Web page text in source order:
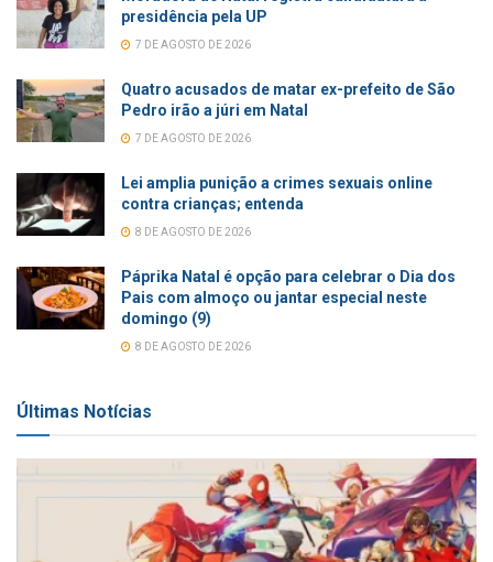
presidência pela UP
7 DE AGOSTO DE 2026
Quatro acusados de matar ex-prefeito de São
Pedro irão a júri em Natal
7 DE AGOSTO DE 2026
Lei amplia punição a crimes sexuais online
contra crianças; entenda
8 DE AGOSTO DE 2026
Páprika Natal é opção para celebrar o Dia dos
Pais com almoço ou jantar especial neste
domingo (9)
8 DE AGOSTO DE 2026
Últimas Notícias